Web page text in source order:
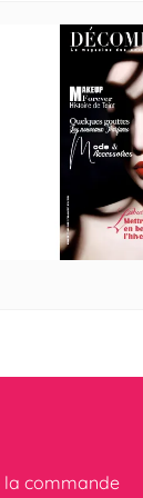
commande